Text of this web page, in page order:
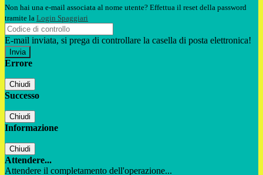
Non hai una e-mail associata al nome utente? Effettua il reset della password
tramite la Login Spaggiari
E-mail inviata, si prega di controllare la casella di posta elettronica!
Errore
Chiudi
Successo
Chiudi
Informazione
Chiudi
Attendere...
Attendere il completamento dell'operazione...